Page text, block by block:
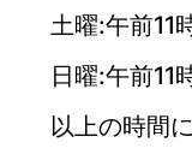
土曜:午前11
日曜:午前11
以上の時間